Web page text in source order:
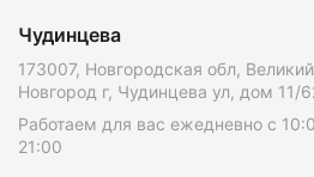
Чудинцева
173007, Новгородская обл, Великий
Новгород г, Чудинцева ул, дом 11/
Работаем для вас ежедневно с
21:00